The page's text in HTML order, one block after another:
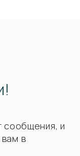
сообщения, и
в